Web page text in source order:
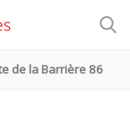
de la Barrière 86